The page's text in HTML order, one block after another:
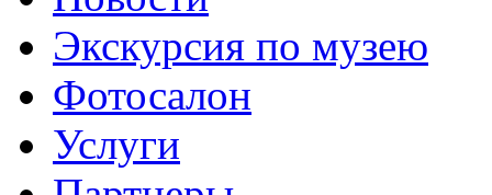
Экскурсия по музею
Фотосалон
Услуги